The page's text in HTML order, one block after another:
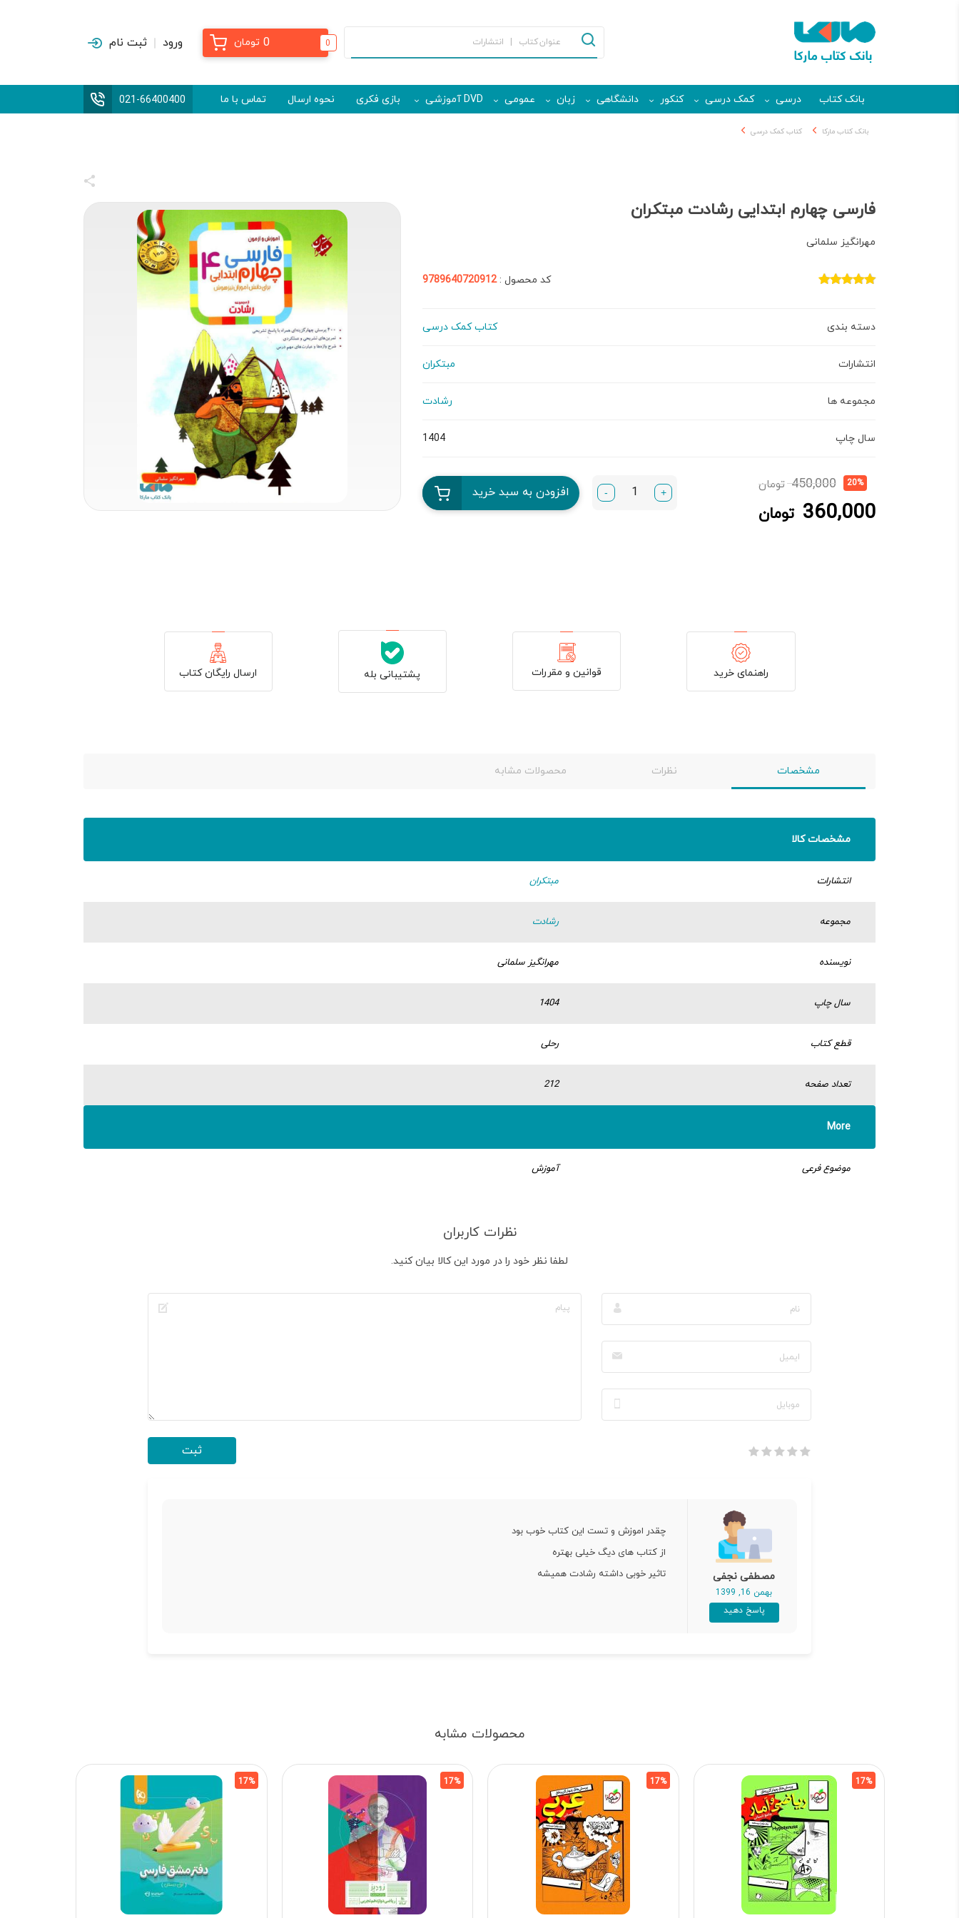
0
0 تومان ورود ثبت نام
بانک کتاب درسی کمک درسی کنکور دانشگاهی زبان عمومی DVD آموزشی بازی فکری نحوه ارسال تماس با ما 021-66400400
بانک کتاب مارکا کتاب کمک درسی
فارسی چهارم ابتدایی رشادت مبتکران
مهرانگیز سلمانی
کد محصول :9789640720912
دسته بندی کتاب کمک درسی
انتشارات مبتکران
مجموعه ها رشادت
سال چاپ 1404
20%
450,000 تومانقیمت
بود.
360,000 تومان
قیمت
+
- افزودن به سبد خرید
راهنمای خرید قوانین و مقررات پشتیبانی بله ارسال رایگان کتاب
مشخصات نظرات محصولات مشابه
مشخصات کالا
انتشارات مبتکران
مجموعه رشادت
نویسنده مهرانگیز سلمانی
سال چاپ 1404
قطع کتاب رحلی
تعداد صفحه 212
More
موضوع فرعی آموزش
نظرات کاربران
لطفا نظر خود را در مورد این کالا بیان کنید.
مصطفی نجفی
بهمن 16, 1399
پاسخ دهید
چقدر اموزش و تست این کتاب خوب بود
از کتاب های دیگ خیلی بهتره
تاثیر خوبی داشته رشادت همیشه
محصولات مشابه
17%
17%
17%
17%